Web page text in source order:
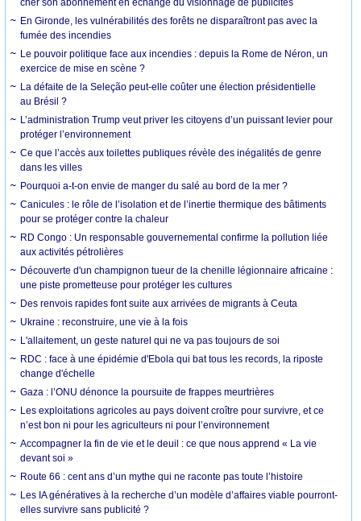
cher son abonnement en échange du visionnage de publicités
En Gironde, les vulnérabilités des forêts ne disparaîtront pas avec la
fumée des incendies
Le pouvoir politique face aux incendies : depuis la Rome de Néron, un
exercice de mise en scène ?
La défaite de la Seleção peut-elle coûter une élection présidentielle
au Brésil ?
L’administration Trump veut priver les citoyens d’un puissant levier pour
protéger l’environnement
Ce que l’accès aux toilettes publiques révèle des inégalités de genre
dans les villes
Pourquoi a-t-on envie de manger du salé au bord de la mer ?
Canicules : le rôle de l’isolation et de l’inertie thermique des bâtiments
pour se protéger contre la chaleur
RD Congo : Un responsable gouvernemental confirme la pollution liée
aux activités pétrolières
Découverte d'un champignon tueur de la chenille légionnaire africaine :
une piste prometteuse pour protéger les cultures
Des renvois rapides font suite aux arrivées de migrants à Ceuta
Ukraine : reconstruire, une vie à la fois
L'allaitement, un geste naturel qui ne va pas toujours de soi
RDC : face à une épidémie d'Ebola qui bat tous les records, la riposte
change d'échelle
Gaza : l’ONU dénonce la poursuite de frappes meurtrières
Les exploitations agricoles au pays doivent croître pour survivre, et ce
n’est bon ni pour les agriculteurs ni pour l’environnement
Accompagner la fin de vie et le deuil : ce que nous apprend « La vie
devant soi »
Route 66 : cent ans d’un mythe qui ne raconte pas toute l’histoire
Les IA génératives à la recherche d’un modèle d’affaires viable pourront-
elles survivre sans publicité ?